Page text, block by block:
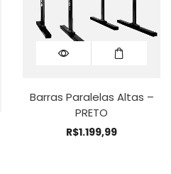
Barras Paralelas Altas –
PRETO
R$1.199,99